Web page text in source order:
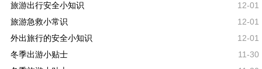
旅游出行安全小知识
12-01
旅游急救小常识
12-01
外出旅行的安全小知识
12-01
冬季出游小贴士
11-30